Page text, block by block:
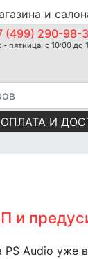
и
(499) 290-98-
- пятница: с 10:00
ОПЛАТА И
и
Audio